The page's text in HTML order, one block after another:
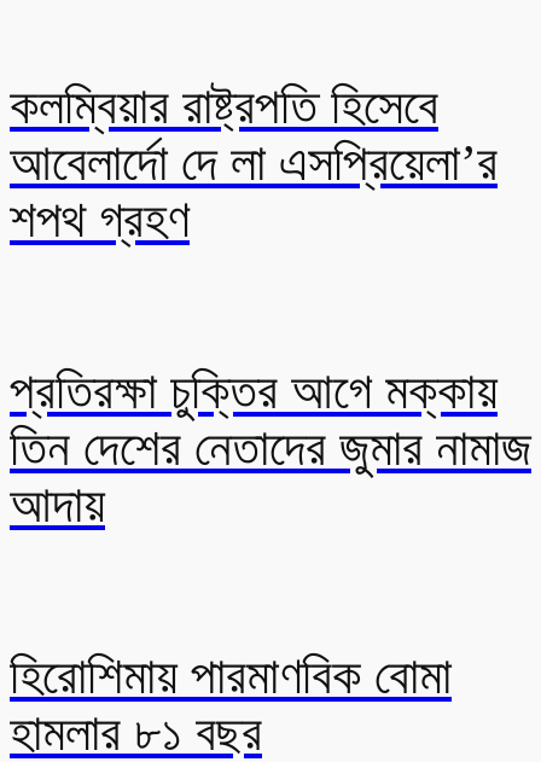
কলম্বিয়ার রাষ্ট্রপতি হিসেবে
আবেলার্দো দে লা এসপ্রিয়েলা’র
শপথ গ্রহণ
প্রতিরক্ষা চুক্তির আগে মক্কায়
তিন দেশের নেতাদের জুমার নামাজ
আদায়
হিরোশিমায় পারমাণবিক বোমা
হামলার ৮১ বছর